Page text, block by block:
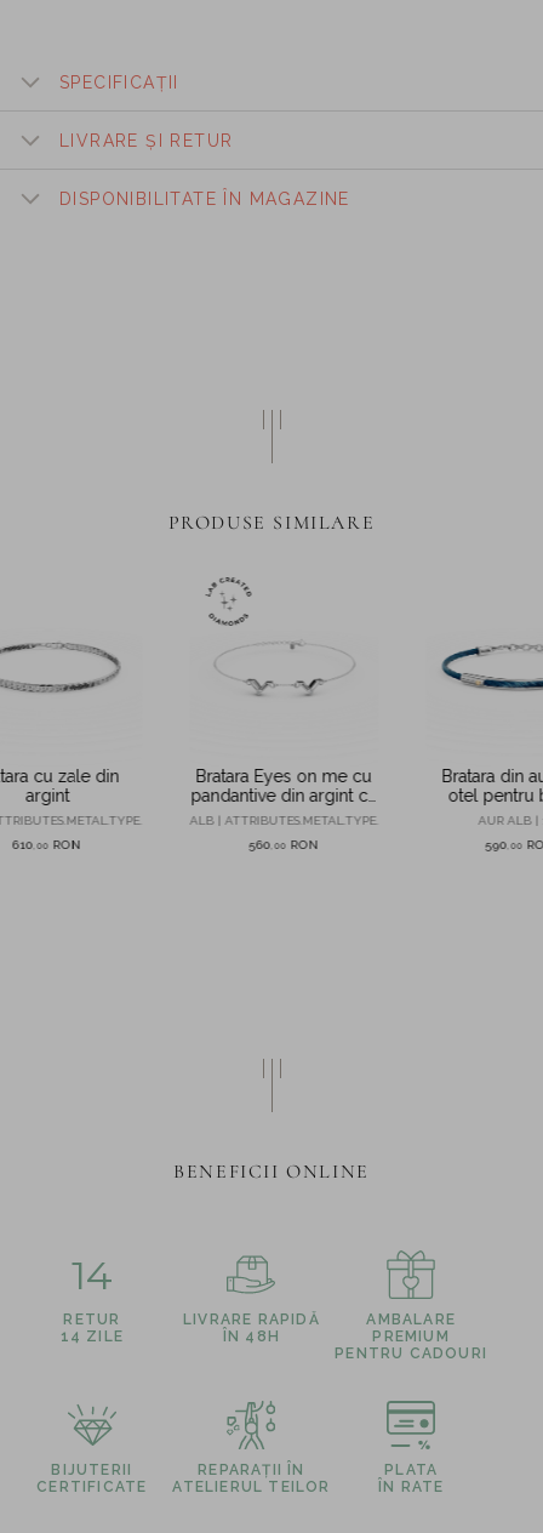
SPECIFICAȚII
LIVRARE ȘI RETUR
DISPONIBILITATE ÎN MAGAZINE
PRODUSE SIMILARE
cu zale din
argint
610 ,00 RON
Bratara Eyes on me cu
pandantive din argint cu
diamante de 0.07ct
ALB | ATTRIBUTES.METAL.TYPE.
560 00 RON
Bratara din
otel pentru
AUR ALB |
590 00
BENEFICII ONLINE
14
RETUR
14 ZILE
LIVRARE RAPIDĂ
ÎN 48H
AMBALARE
PREMIUM
PENTRU CADOURI
BIJUTERII
CERTIFICATE
REPARAȚII ÎN
ATELIERUL TEILOR
PLATA
ÎN RATE